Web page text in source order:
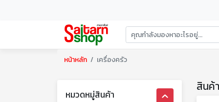
หน้าหลัก เครื่องครัว
หมวดหมู่สินค้า
สินค้